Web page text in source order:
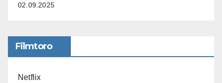
02.09.2025
Filmtoro
Netflix